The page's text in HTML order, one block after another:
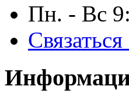
Пн. - Вс